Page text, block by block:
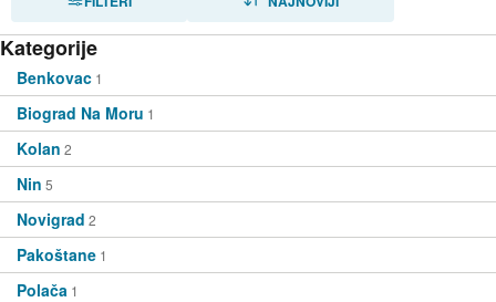
Kategorije
Benkovac 1
Biograd Na Moru 1
Kolan 2
Nin 5
Novigrad 2
Pakoštane 1
Polača 1